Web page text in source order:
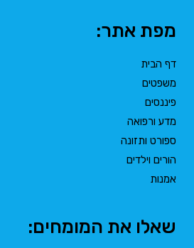
מפת אתר:
דף הבית
משפטים
פיננסים
מדע ורפואה
ספורט ותזונה
הורים וילדים
אמנות
שאלו את המומחים: